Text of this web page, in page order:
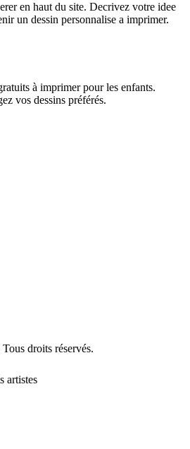
en haut du site. Decrivez votre idee
un dessin personnalise a imprimer.
à imprimer pour les enfants.
vos dessins préférés.
droits réservés.
artistes